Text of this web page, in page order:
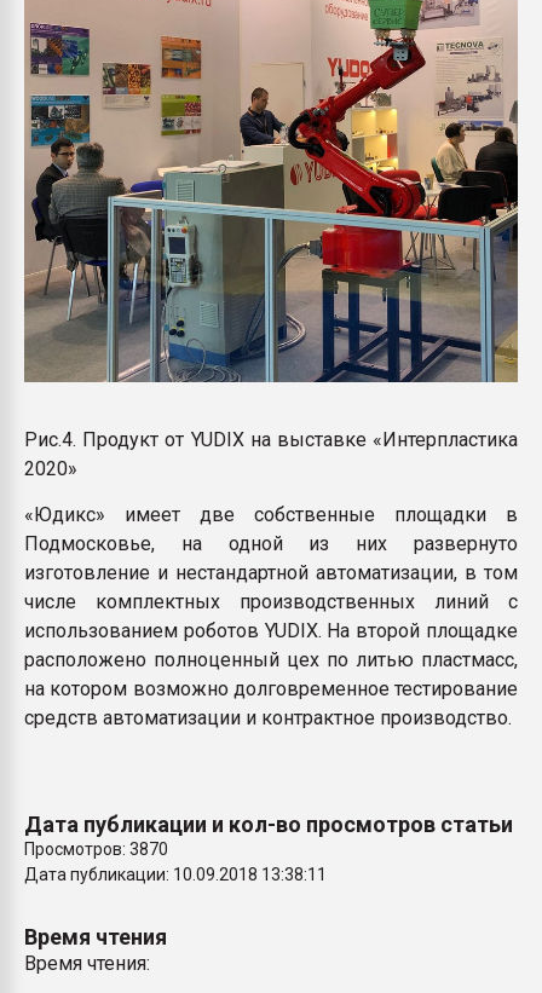
Рис.4. Продукт от YUDIX на выставке «Интерпластика
2020»
«Юдикс» имеет две собственные площадки в
Подмосковье, на одной из них развернуто
изготовление и нестандартной автоматизации, в том
числе комплектных производственных линий с
использованием роботов YUDIX. На второй площадке
расположено полноценный цех по литью пластмасс,
на котором возможно долговременное тестирование
средств автоматизации и контрактное производство.
Дата публикации и кол-во просмотров статьи
Просмотров: 3870
Дата публикации: 10.09.2018 13:38:11
Время чтения
Время чтения: